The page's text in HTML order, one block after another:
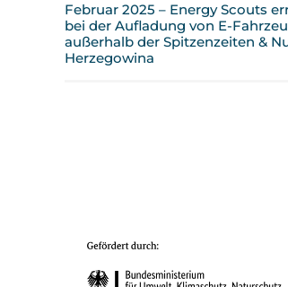
Februar 2025 – Energy Scouts
bei der Aufladung von E-
außerhalb der Spitzenzeiten &
Herzegowina